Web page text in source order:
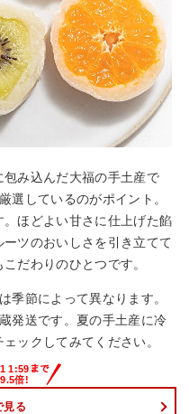
み込んだ大福の手土産で
選しているのがポイント。
ほどよい甘さに仕上げた餡
ツのおいしさを引き立てて
だわりのひとつです。
季節によって異なります。
発送です。夏の手土産に冷
ックしてみてください。
見る